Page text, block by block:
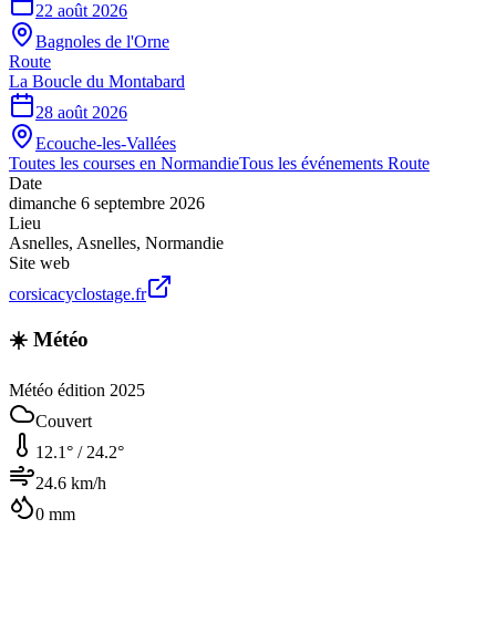
22 août 2026
Bagnoles de l'Orne
Route
La Boucle du Montabard
28 août 2026
Ecouche-les-Vallées
Toutes les courses en NormandieTous les événements Route
Date
dimanche 6 septembre 2026
Lieu
Asnelles, Asnelles, Normandie
Site web
corsicacyclostage.fr
☀️ Météo
Météo édition 2025
Couvert
12.1° / 24.2°
24.6 km/h
0 mm